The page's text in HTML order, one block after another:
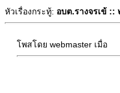
หัวเรื่องกระทู้: อบต.รางจรเข้ ::
โพสโดย webmaster เมื่อ